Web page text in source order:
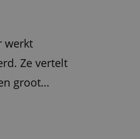
werkt
Ze vertelt
groot
dus